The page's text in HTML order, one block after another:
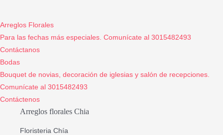
Arreglos Florales
Para las fechas más especiales. Comunícate al 3015482493
Contáctanos
Bodas
Bouquet de novias, decoración de iglesias y salón de recepciones.
Comunícate al 3015482493
Contáctenos
Arreglos florales Chia
Floristeria Chía